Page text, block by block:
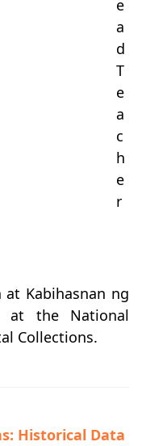
e
a
d
T
e
a
c
h
e
r
at Kabihasnan ng
at the National
Collections.
Historical Data